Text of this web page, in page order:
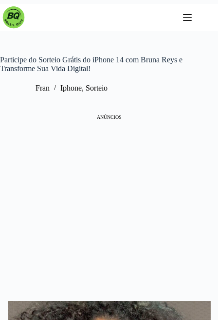
Pular
para
Participe do Sorteio Grátis do iPhone 14 com Bruna Reys e
Transforme Sua Vida Digital!
Fran Iphone, Sorteio
ANÚNCIOS